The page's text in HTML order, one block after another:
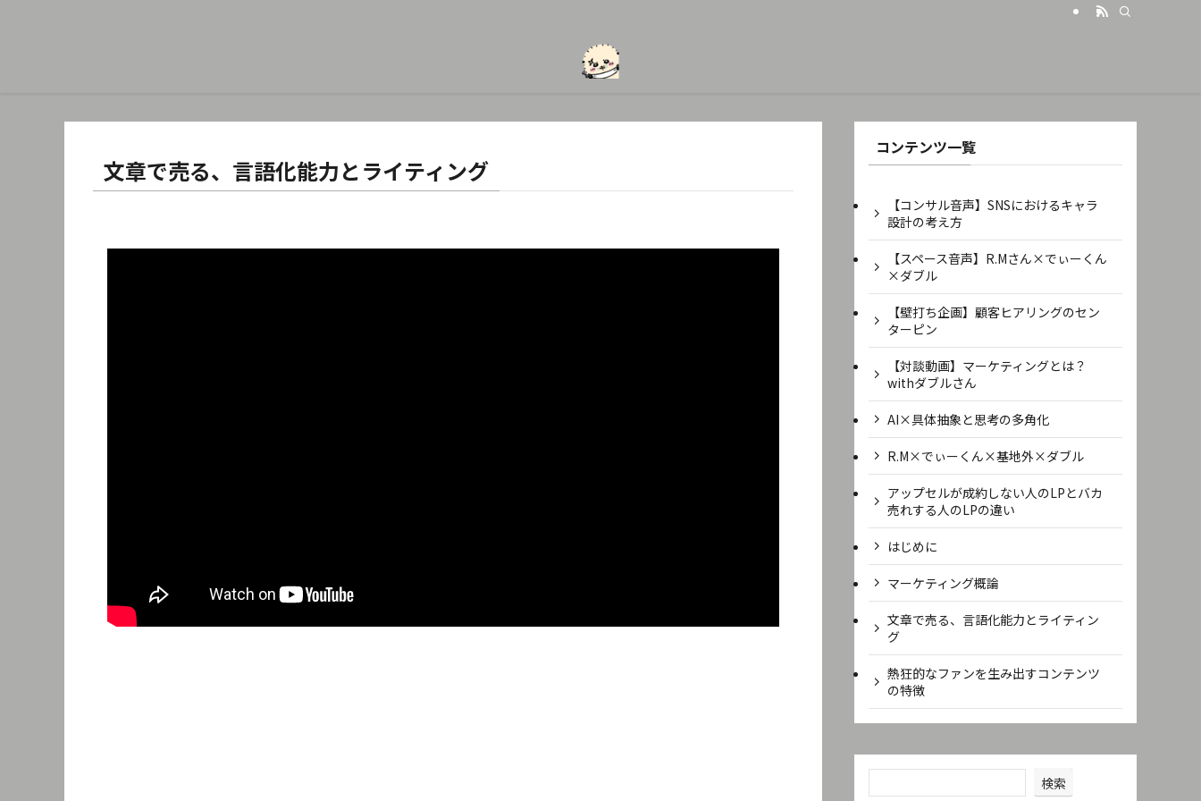
文章で売る、言語化能力とライティング
コンテンツ一覧
【コンサル音声】SNSにおけるキャラ
設計の考え方
【スペース音声】R.Mさん×でぃーくん
×ダブル
【壁打ち企画】顧客ヒアリングのセン
ターピン
【対談動画】マーケティングとは？
withダブルさん
AI×具体抽象と思考の多角化
R.M×でぃーくん×基地外×ダブル
アップセルが成約しない人のLPとバカ
売れする人のLPの違い
はじめに
マーケティング概論
文章で売る、言語化能力とライティン
グ
熱狂的なファンを生み出すコンテンツ
の特徴
検索